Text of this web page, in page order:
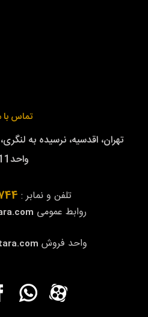
تماس با
واحد11
تلفن و نمابر :
روابط عمومی
واحد فروش